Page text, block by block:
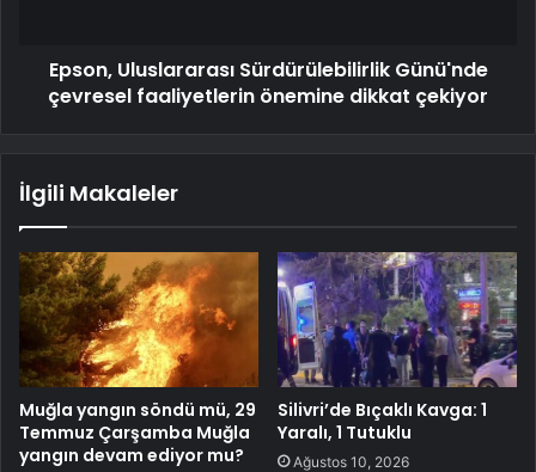
Epson, Uluslararası Sürdürülebilirlik Günü'nde
çevresel faaliyetlerin önemine dikkat çekiyor
İlgili Makaleler
Muğla yangın söndü mü, 29
Temmuz Çarşamba Muğla
yangın devam ediyor mu?
Silivri’de Bıçaklı Kavga: 1
Yaralı, 1 Tutuklu
Ağustos 10, 2026